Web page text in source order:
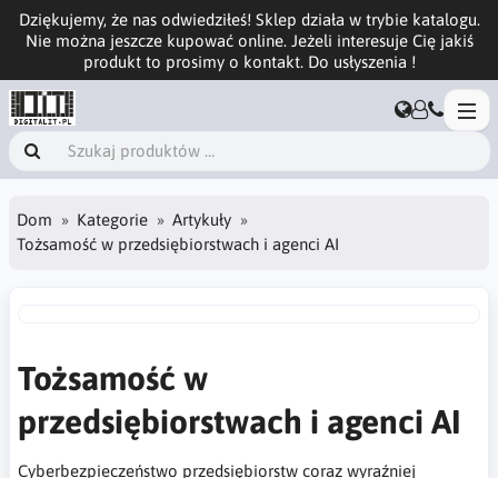
Dziękujemy, że nas odwiedziłeś! Sklep działa w trybie katalogu.
Nie można jeszcze kupować online. Jeżeli interesuje Cię jakiś
produkt to prosimy o kontakt. Do usłyszenia !
Dom Kategorie
Artykuły
Tożsamość w przedsiębiorstwach i agenci AI
Tożsamość w
przedsiębiorstwach i agenci AI
Cyberbezpieczeństwo przedsiębiorstw coraz wyraźniej